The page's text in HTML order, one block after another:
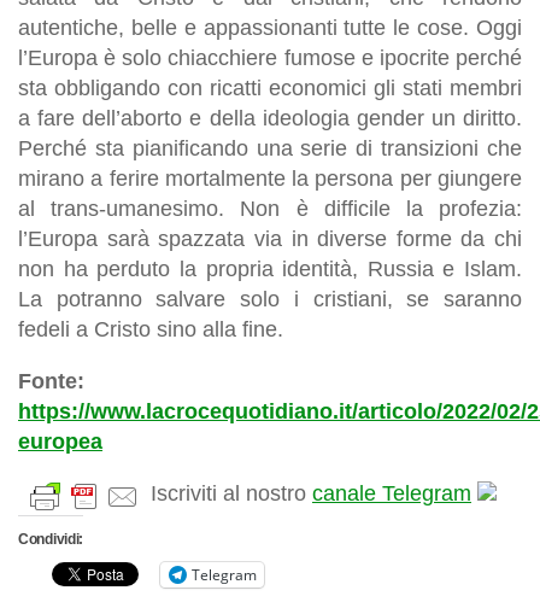
autentiche, belle e appassionanti tutte le cose. Oggi
l’Europa è solo chiacchiere fumose e ipocrite perché
sta obbligando con ricatti economici gli stati membri
a fare dell’aborto e della ideologia gender un diritto.
Perché sta pianificando una serie di transizioni che
mirano a ferire mortalmente la persona per giungere
al trans-umanesimo. Non è difficile la profezia:
l’Europa sarà spazzata via in diverse forme da chi
non ha perduto la propria identità, Russia e Islam.
La potranno salvare solo i cristiani, se saranno
fedeli a Cristo sino alla fine.
Fonte:
https://www.lacrocequotidiano.it/articolo/2022/02/
europea
Iscriviti al nostro canale Telegram
Condividi:
Telegram